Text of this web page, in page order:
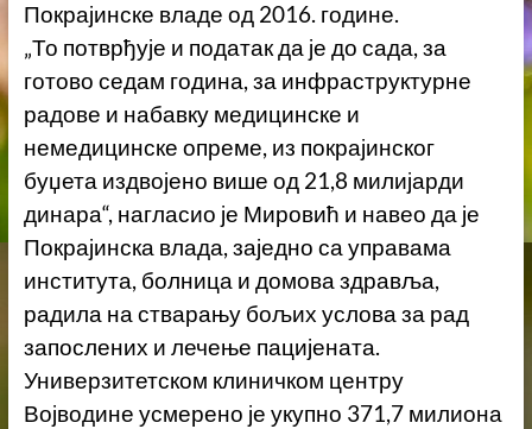
Покрајинске владе од 2016. године.
„То потврђује и податак да је до сада, за
готово седам година, за инфраструктурне
радове и набавку медицинске и
немедицинске опреме, из покрајинског
буџета издвојено више од 21,8 милијарди
динара“, нагласио је Мировић и навео да је
Покрајинска влада, заједно са управама
института, болница и домова здравља,
радила на стварању бољих услова за рад
запослених и лечење пацијената.
Универзитетском клиничком центру
Војводине усмерено је укупно 371,7 милиона